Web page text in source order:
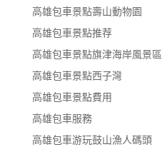
高雄包車景點壽山動物園
高雄包車景點推荐
高雄包車景點旗津海岸風景區
高雄包車景點西子灣
高雄包車景點費用
高雄包車服務
高雄包車游玩鼓山漁人碼頭